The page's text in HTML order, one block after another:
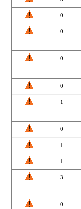
0
0
0
0
1
0
1
1
3
0